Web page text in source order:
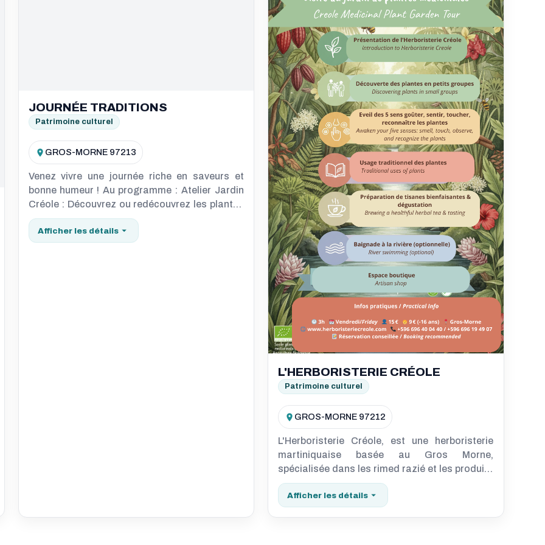
jalonnent le parcours, créant un dialogue
saisissant entre art et nature.
JOURNÉE TRADITIONS
Patrimoine culturel
GROS-MORNE 97213
Venez vivre une journée riche en saveurs et
bonne humeur ! Au programme : Atelier Jardin
Créole : Découvrez ou redécouvrez les plantes
et fleurs du pays ainsi que leurs histoire et
vertus. Atelier culinaire : Apprenez ou
réapprenez à cuisiner une spécialité local.
Afficher les détails
L'HERBORISTERIE CRÉOLE
Patrimoine culturel
GROS-MORNE 97212
L'Herboristerie Créole, est une herboristerie
martiniquaise basée au Gros Morne,
spécialisée dans les rimed razié et les produits
bien‑être issus de notre jardin certifié
Agriculture Biologique (AB). Nous cultivons et
transformons de façon 100% artisanale une
Afficher les détails